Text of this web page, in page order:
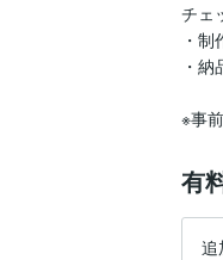
チェ
・
・
※事
有
追